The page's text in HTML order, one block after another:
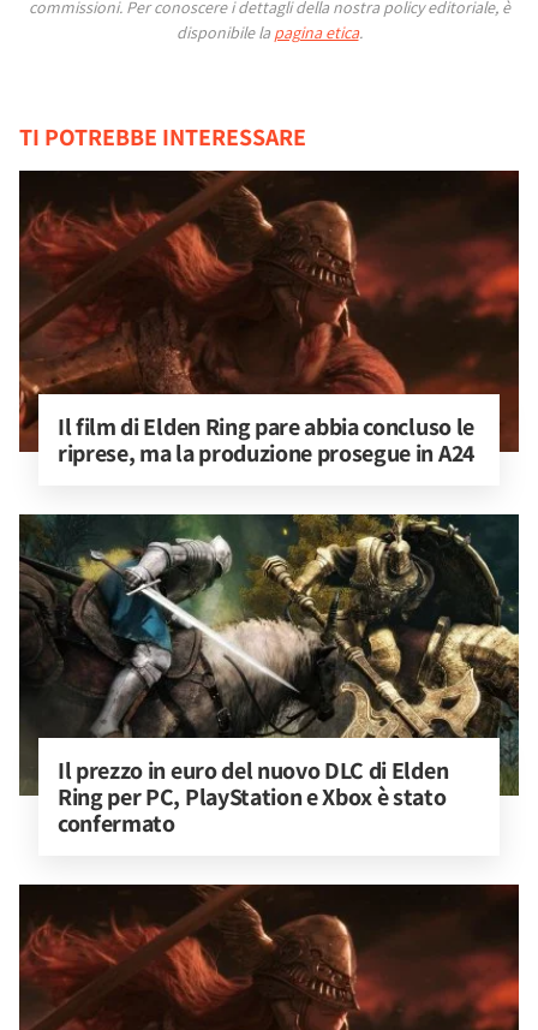
commissioni. Per conoscere i dettagli della nostra policy editoriale, è
disponibile la pagina etica.
TI POTREBBE INTERESSARE
Il film di Elden Ring pare abbia concluso le
riprese, ma la produzione prosegue in A24
Il prezzo in euro del nuovo DLC di Elden
Ring per PC, PlayStation e Xbox è stato
confermato